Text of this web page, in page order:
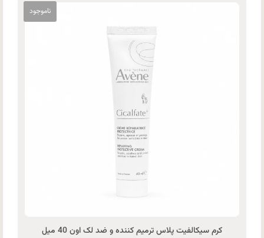
کرم سیکالفیت پلاس ترمیم کننده و ضد لک اون 40 میل